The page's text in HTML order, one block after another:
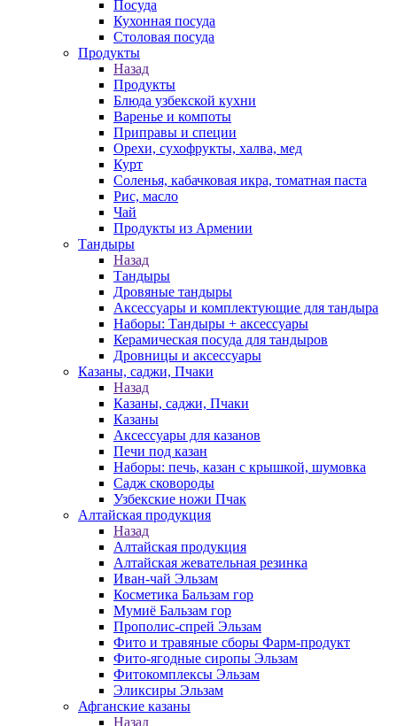
Посуда
Кухонная посуда
Столовая посуда
Продукты
Назад
Продукты
Блюда узбекской кухни
Варенье и компоты
Приправы и специи
Орехи, сухофрукты, халва, мед
Курт
Соленья, кабачковая икра, томатная паста
Рис, масло
Чай
Продукты из Армении
Тандыры
Назад
Тандыры
Дровяные тандыры
Аксессуары и комплектующие для тандыра
Наборы: Тандыры + аксессуары
Керамическая посуда для тандыров
Дровницы и аксессуары
Казаны, саджи, Пчаки
Назад
Казаны, саджи, Пчаки
Казаны
Аксессуары для казанов
Печи под казан
Наборы: печь, казан с крышкой, шумовка
Садж сковороды
Узбекские ножи Пчак
Алтайская продукция
Назад
Алтайская продукция
Алтайская жевательная резинка
Иван-чай Эльзам
Косметика Бальзам гор
Мумиё Бальзам гор
Прополис-спрей Эльзам
Фито и травяные сборы Фарм-продукт
Фито-ягодные сиропы Эльзам
Фитокомплексы Эльзам
Эликсиры Эльзам
Афганские казаны
Назад